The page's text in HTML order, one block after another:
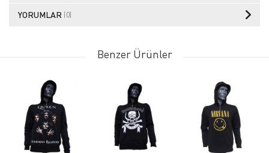
YORUMLAR (0)
Benzer Ürünler